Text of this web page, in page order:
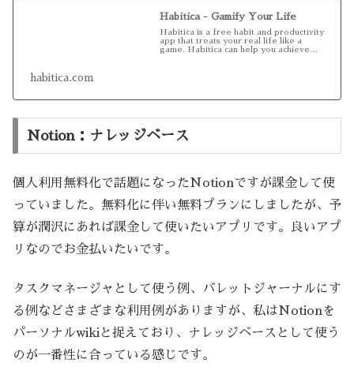
Habitica - Gamify Your Life
Habitica is a free habit and productivity
app that treats your real life like a
game. Habitica can help you achieve
habitica.com
Notion：ナレッジベース
個人利用無料化で話題になったNotionですが課金して使
っていました。無料化に伴い無料プランにしましたが、予
算が潤沢にあれば課金して使いたいアプリです。良いアプ
リなのでお金払いたいです。
タスクマネージャとして使う例、バレットジャーナルにす
る例などさまざまな利用例がありますが、私はNotionを
パーソナルwikiと捉えており、ナレッジベースとして使う
のが一番性に合っている感じです。